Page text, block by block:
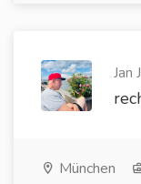
Jan
München